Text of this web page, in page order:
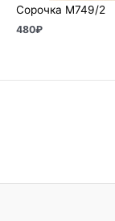
Сорочка М749/2
480₽